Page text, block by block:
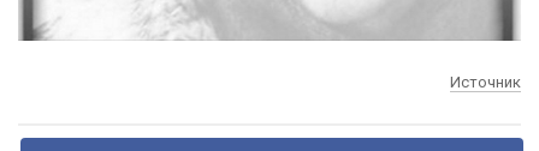
Источник